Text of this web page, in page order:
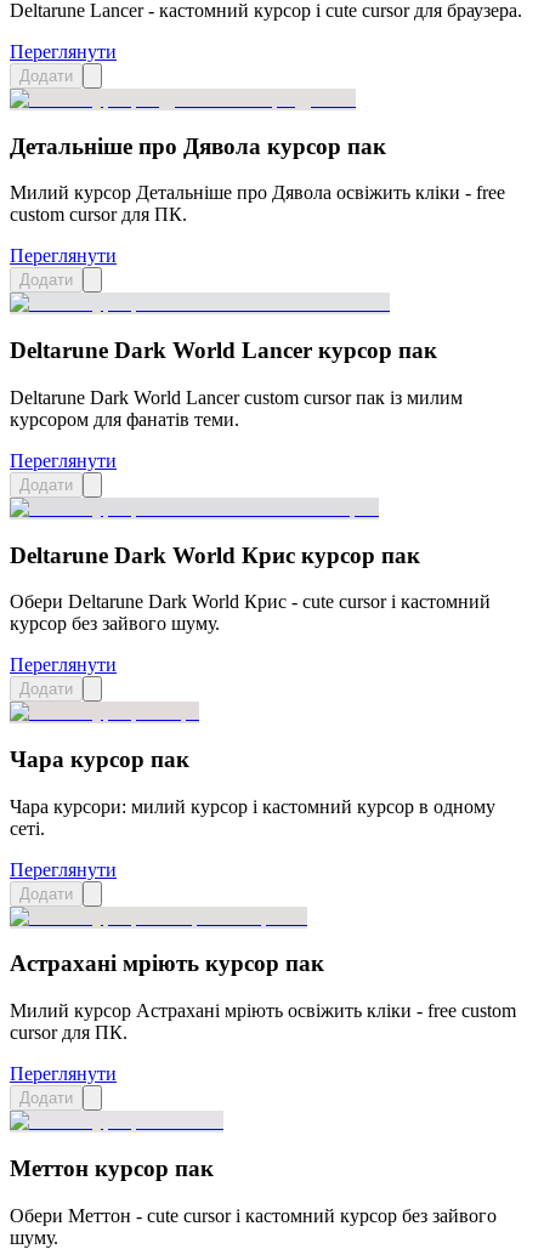
Deltarune Lancer - кастомний курсор і cute cursor для браузера.
Переглянути
Додати
Детальніше про Дявола курсор пак
Милий курсор Детальніше про Дявола освіжить кліки - free
custom cursor для ПК.
Переглянути
Додати
Deltarune Dark World Lancer курсор пак
Deltarune Dark World Lancer custom cursor пак із милим
курсором для фанатів теми.
Переглянути
Додати
Deltarune Dark World Крис курсор пак
Обери Deltarune Dark World Крис - cute cursor і кастомний
курсор без зайвого шуму.
Переглянути
Додати
Чара курсор пак
Чара курсори: милий курсор і кастомний курсор в одному
сеті.
Переглянути
Додати
Астрахані мріють курсор пак
Милий курсор Астрахані мріють освіжить кліки - free custom
cursor для ПК.
Переглянути
Додати
Меттон курсор пак
Обери Меттон - cute cursor і кастомний курсор без зайвого
шуму.